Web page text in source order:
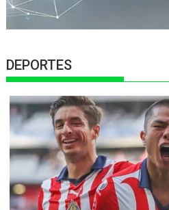
DEPORTES